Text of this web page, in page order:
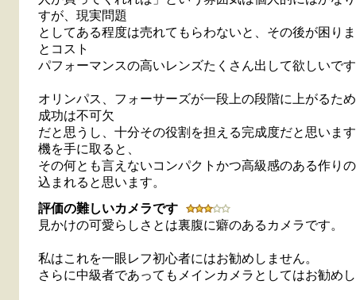
すが、現実問題
としてある程度は売れてもらわないと、その後が困り
とコスト
パフォーマンスの高いレンズたくさん出して欲しいで
オリンパス、フォーサーズが一段上の段階に上がるた
成功は不可欠
だと思うし、十分その役割を担える完成度だと思いま
機を手に取ると、
その何とも言えないコンパクトかつ高級感のある作り
込まれると思います。
評価の難しいカメラです
見かけの可愛らしさとは裏腹に癖のあるカメラです。
私はこれを一眼レフ初心者にはお勧めしません。
さらに中級者であってもメインカメラとしてはお勧め